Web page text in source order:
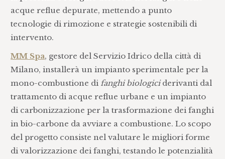
acque reflue depurate, mettendo a punto
tecnologie di rimozione e strategie sostenibili di
intervento.
MM Spa, gestore del Servizio Idrico della città di
Milano, installerà un impianto sperimentale per la
mono-combustione di fanghi biologiciderivanti dal
trattamento di acque reflue urbane e un impianto
di carbonizzazione per la trasformazione dei fanghi
in bio-carbone da avviare a combustione. Lo scopo
del progetto consiste nel valutare le migliori forme
di valorizzazione dei fanghi, testando le potenzialità